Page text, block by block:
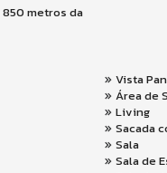
metros da
Vista
Área de
Living
Sacada
Sala
Sala de